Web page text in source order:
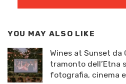
YOU MAY ALSO LIKE
Wines at Sunset da
tramonto dell’Etna
fotografia, cinema